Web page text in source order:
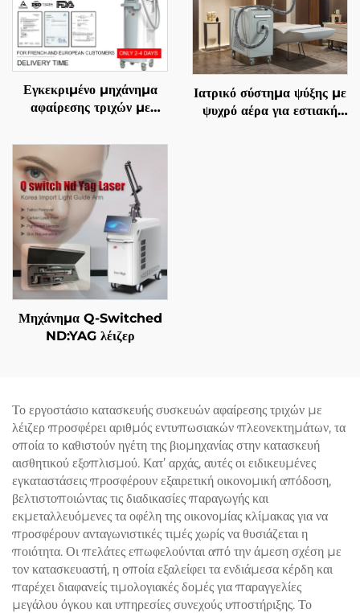
Εγκεκριμένο μηχάνημα
αφαίρεσης τριχών με
αντικαθιστώμενες επαφές,
600 W, 1200 W, 1800
W, 3000 W, και μήκη
κύματος 755 nm, 808
nm, 940 nm, 1064 nm,
σύμφωνα με τις
προδιαγραφές MDR, FDA,
MDSAP
Ιατρικό σύστημα ψύξης με
ψυχρό αέρα για εστιακή
Μηχάνημα Q-Switched
ND:YAG λέιζερ
Το εργοστάσιο κατασκευής συσκευών αφαίρεσης τριχών με
λέιζερ προσφέρει αριθμός εντυπωσιακών πλεονεκτημάτων, τα
οποία το καθιστούν ηγέτη της βιομηχανίας στην κατασκευή
αισθητικού εξοπλισμού. Κατ’ αρχάς, αυτές οι ειδικευμένες
εγκαταστάσεις προσφέρουν εξαιρετική οικονομική απόδοση,
βελτιστοποιώντας τις διαδικασίες παραγωγής και
εκμεταλλευόμενες τα οφέλη της οικονομίας κλίμακας για να
προσφέρουν ανταγωνιστικές τιμές χωρίς να θυσιάζεται η
ποιότητα. Οι πελάτες επωφελούνται από την άμεση σχέση με
τον κατασκευαστή, η οποία εξαλείφει τα ενδιάμεσα κέρδη και
παρέχει διαφανείς τιμολογιακές δομές για παραγγελίες
μεγάλου όγκου και υπηρεσίες συνεχούς υποστήριξης. Το